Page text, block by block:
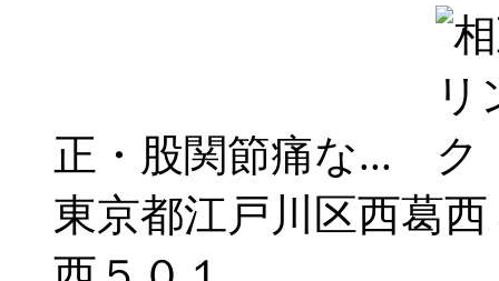
正・股関節痛な...
東京都江戸川区西葛